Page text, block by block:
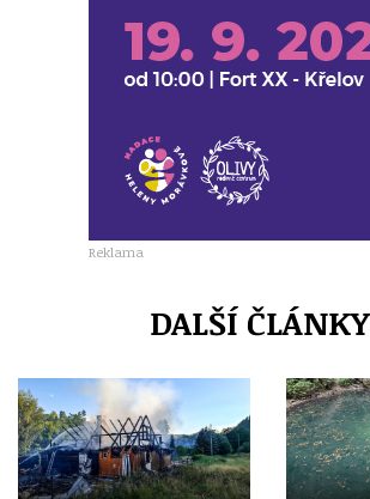
Reklama
DALŠÍ ČLÁNKY